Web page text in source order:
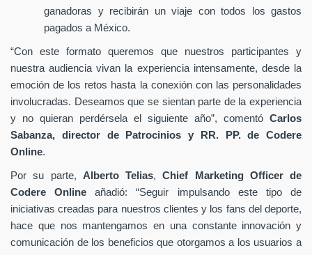
ganadoras y recibirán un viaje con todos los gastos
pagados a México.
“Con este formato queremos que nuestros participantes y
nuestra audiencia vivan la experiencia intensamente, desde la
emoción de los retos hasta la conexión con las personalidades
involucradas. Deseamos que se sientan parte de la experiencia
y no quieran perdérsela el siguiente año”, comentó Carlos
Sabanza, director de Patrocinios y RR. PP. de Codere
Online.
Por su parte, Alberto Telias,Chief Marketing Officer de
Codere Online añadió: “Seguir impulsando este tipo de
iniciativas creadas para nuestros clientes y los fans del deporte,
hace que nos mantengamos en una constante innovación y
comunicación de los beneficios que otorgamos a los usuarios a